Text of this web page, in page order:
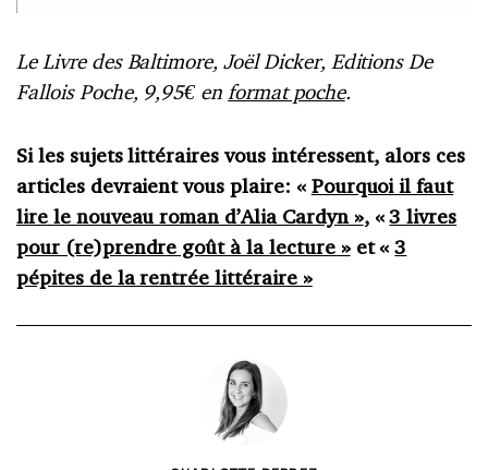
Le Livre des Baltimore, Joël Dicker, Editions De
Fallois Poche, 9,95€ enformat poche.
Si les sujets littéraires vous intéressent, alors ces
articles devraient vous plaire: « Pourquoi il faut
lire le nouveau roman d’Alia Cardyn », «3 livres
pour (re)prendre goût à la lecture »et «3
pépites de la rentrée littéraire »